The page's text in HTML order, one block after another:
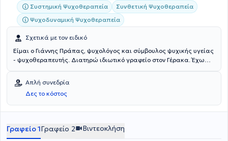
Συστημική Ψυχοθεραπεία
Συνθετική Ψυχοθεραπεία
Ψυχοδυναμική Ψυχοθεραπεία
Σχετικά με τον ειδικό
Είμαι ο Γιάννης Πράπας, ψυχολόγος και σύμβουλος ψυχικής υγείας
- ψυχοθεραπευτής. Διατηρώ ιδιωτικό γραφείο στον Γέρακα. Έχω
University) Ψυχολογία, στην Ελλάδα (Ε.Κ.Π.Α. και Ε.Α.Π. Ανοικτό
Πανεπιστήμιο) και στο εξωτερικό (Scotland, Edinburgh) Γνωσιακή
και Συμπεριφοριστική Ψυχοθεραπεία, Ψυχογλωσσολογία και
Συμβουλευτική, Εκπαίδευση Ενηλίκων και Συμβουλευτική στον
Συνθετική-Απαρτιωτική Ψυχοθεραπεία, στη Συμβουλευτική και τη
Θετική Ψυχοθεραπεία. Επίσης, συνεργάζομαι σε επίπεδο
Απλή συνεδρία
Δες το κόστος
Γραφείο 1Γραφείο 2 Βιντεοκλήση